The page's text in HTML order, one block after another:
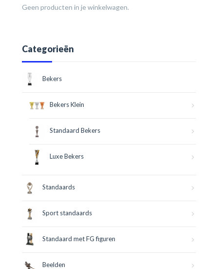
Geen producten in je winkelwagen.
Categorieën
Bekers
Bekers Klein
Standaard Bekers
Luxe Bekers
Standaards
Sport standaards
Standaard met FG figuren
Beelden